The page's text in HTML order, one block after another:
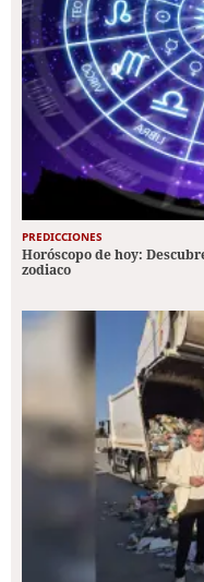
PREDICCIONES
Horóscopo de hoy:
zodiaco